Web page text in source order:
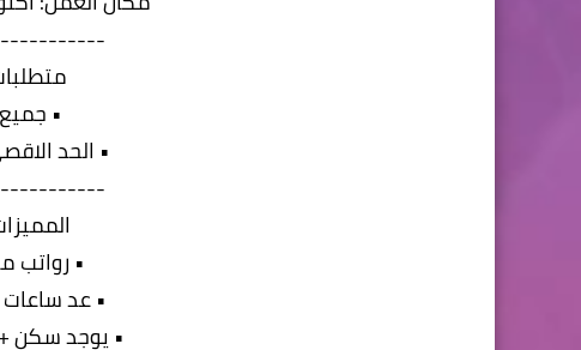
•
• الحد الاقصي
• رواتب
• عد ساعات
• يوجد سكن +